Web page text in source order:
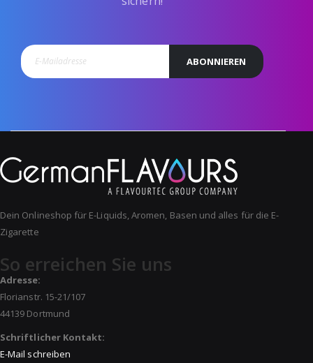
ABONNIEREN
Dein Onlineshop für E-Liquids, Aromen, Basen und alles für die E-
Zigarette
So erreichen Sie uns
Adresse:
Florianstr. 15-21/107
44139 Dortmund
Schriftlicher Kontakt:
E-Mail schreiben